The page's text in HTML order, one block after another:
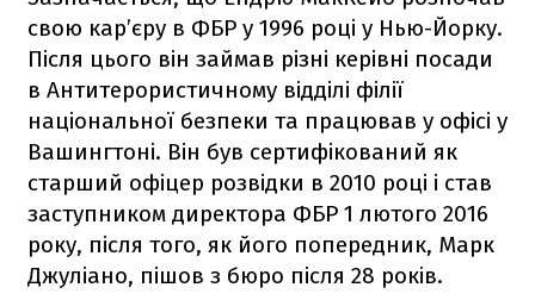
свою кар’єру в ФБР у 1996 році у Нью-Йорку.
Після цього він займав різні керівні посади
в Антитерористичному відділі філії
національної безпеки та працював у офісі у
Вашингтоні. Він був сертифікований як
старший офіцер розвідки в 2010 році і став
заступником директора ФБР 1 лютого 2016
року, після того, як його попередник, Марк
Джуліано, пішов з бюро після 28 років.